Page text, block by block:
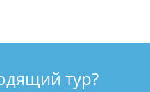
тур?